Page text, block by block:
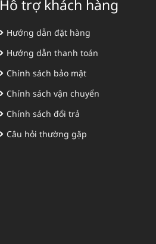
Hỗ trợ khách hàng
Hướng dẫn đặt hàng
Hướng dẫn thanh toán
Chính sách bảo mật
Chính sách vận chuyển
Chính sách đổi trả
Câu hỏi thường gặp